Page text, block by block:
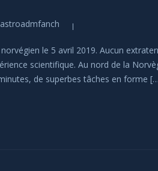
astroadmfanch
le 5 avril 2019. Aucun
scientifique. Au nord de la
de superbes tâches en forme